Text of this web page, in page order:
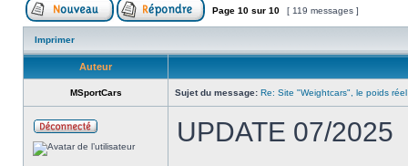
Page 10 sur 10 [ 119 messages ]
Imprimer
Auteur
MSportCars Sujet du message: Re: Site "Weightcars", le poids
UPDATE 07/2025